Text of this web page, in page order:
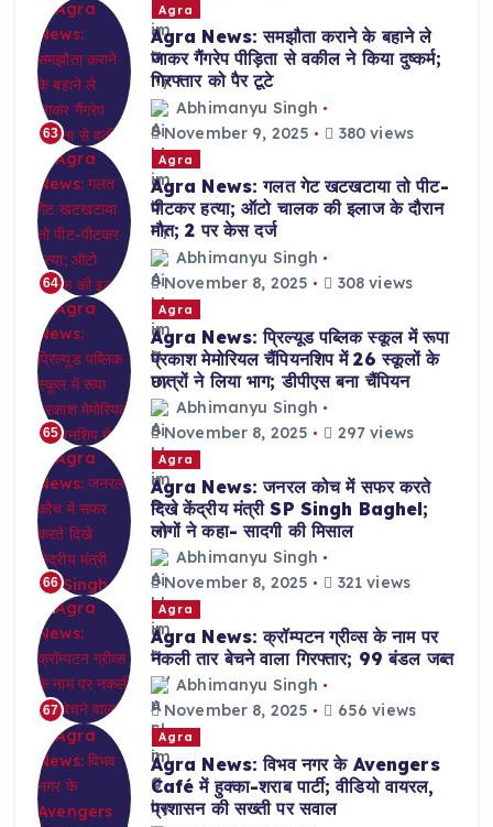
63
Agra
Agra News: समझौता कराने के बहाने ले
जाकर गैंगरेप पीड़िता से वकील ने किया दुष्कर्म;
गिरफ्तार को पैर टूटे
Abhimanyu Singh
November 9, 2025
380 views
64
Agra
Agra News: गलत गेट खटखटाया तो पीट-
पीटकर हत्या; ऑटो चालक की इलाज के दौरान
मौत; 2 पर केस दर्ज
Abhimanyu Singh
November 8, 2025
308 views
65
Agra
Agra News: प्रिल्यूड पब्लिक स्कूल में रूपा
प्रकाश मेमोरियल चैंपियनशिप में 26 स्कूलों के
छात्रों ने लिया भाग; डीपीएस बना चैंपियन
Abhimanyu Singh
November 8, 2025
297 views
66
Agra
Agra News: जनरल कोच में सफर करते
दिखे केंद्रीय मंत्री SP Singh Baghel;
लोगों ने कहा- सादगी की मिसाल
Abhimanyu Singh
November 8, 2025
321 views
67
Agra
Agra News: क्रॉम्पटन ग्रीव्स के नाम पर
नकली तार बेचने वाला गिरफ्तार; 99 बंडल जब्त
Abhimanyu Singh
November 8, 2025
656 views
Agra
Agra News: विभव नगर के Avengers
Café में हुक्का-शराब पार्टी; वीडियो वायरल,
प्रशासन की सख्ती पर सवाल